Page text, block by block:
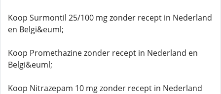
Koop Surmontil 25/100 mg zonder recept in Nederland
en Belgi&euml;
Koop Promethazine zonder recept in Nederland en
Belgi&euml;
Koop Nitrazepam 10 mg zonder recept in Nederland